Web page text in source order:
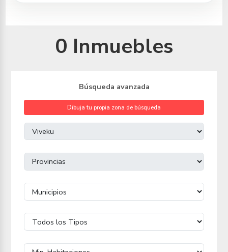
0 Inmuebles
Búsqueda avanzada
Dibuja tu propia zona de búsqueda